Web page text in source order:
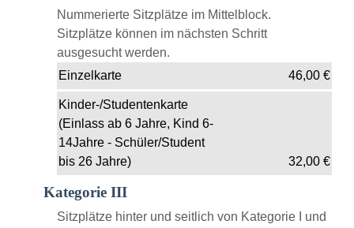
Nummerierte Sitzplätze im Mittelblock.
Sitzplätze können im nächsten Schritt
ausgesucht werden.
Einzelkarte
46,00€
Kinder-/Studentenkarte
(Einlass ab 6 Jahre, Kind 6-
14Jahre - Schüler/Student
bis 26 Jahre)
32,00€
Kategorie III
Sitzplätze hinter und seitlich von Kategorie I und